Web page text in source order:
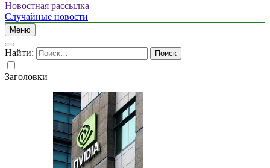
Новостная рассылка
Случайные новости
Меню
Найти:
Заголовки